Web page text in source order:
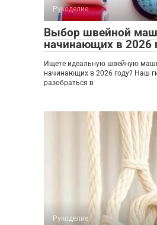
Рукоделие
Выбор швейной
начинающих в 2026
Ищете идеальную швейную
начинающих в 2026 году? Наш
разобраться в
Рукоделие